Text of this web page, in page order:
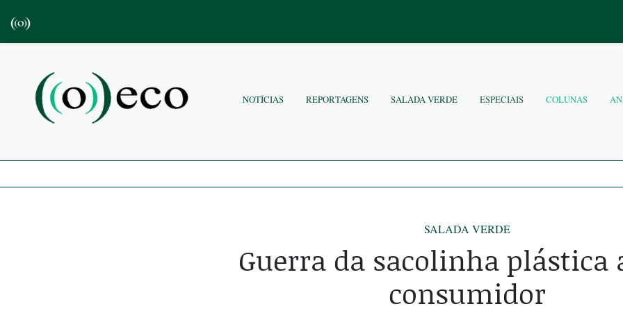
NOTÍCIAS REPORTAGENS SALADA VERDE ESPECIAIS COLUNAS
SALADA VERDE
Guerra da sacolinha plástica
consumidor